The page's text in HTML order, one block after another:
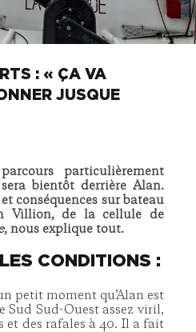
: « ÇA VA
JUSQUE
particulièrement
bientôt derrière Alan.
conséquences sur bateau
Villion, de la cellule de
, nous explique tout.
CONDITIONS :
petit moment qu’Alan est
Sud Sud-Ouest assez viril,
et des rafales à 40. Il a fait